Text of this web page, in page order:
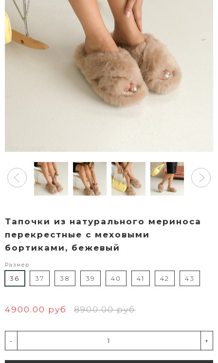
Тапочки из натурального мериноса
перекрестные с меховыми
бортиками, бежевый
Размер
36 37 38 39 40 41 42 43
4900.00 руб 8900.00 руб
- +